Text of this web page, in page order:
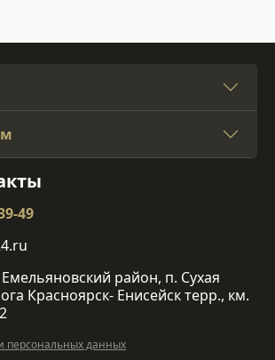
49
район, п. Сухая
Красноярск- Енисейск терр., км.
персональных данных